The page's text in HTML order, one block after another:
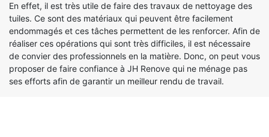
En effet, il est très utile de faire des travaux de nettoyage des
tuiles. Ce sont des matériaux qui peuvent être facilement
endommagés et ces tâches permettent de les renforcer. Afin de
réaliser ces opérations qui sont très difficiles, il est nécessaire
de convier des professionnels en la matière. Donc, on peut vous
proposer de faire confiance à JH Renove qui ne ménage pas
ses efforts afin de garantir un meilleur rendu de travail.